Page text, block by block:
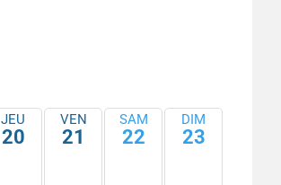
JEU
20
VEN
21
SAM
22
DIM
23